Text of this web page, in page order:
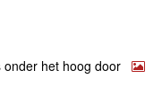
onder het hoog door